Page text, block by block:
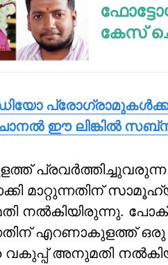
കേസ്
ഈ ലിങ്കില്‍
മാറ്റുന്നതിന്
നല്‍കിയിരുന്നു.
എറണാകുളത്ത് ഒരു
അനുമതി